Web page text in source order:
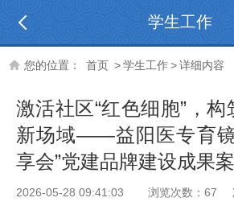
学生工作
您的位置： 首页 >学生工作>详细内容
激活社区“红色细胞”，构
新场域——益阳医专育镜
享会”党建品牌建设成果
2026-05-28 09:41:03 浏览次数： 67